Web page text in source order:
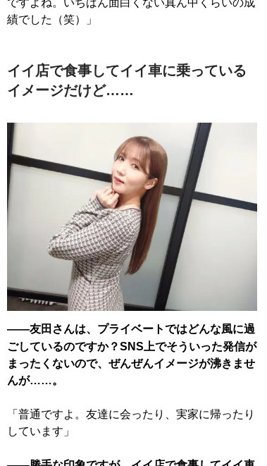
ですよね。いちばん面白くない真ん中くらいの成
績でした（笑）」
イイ店で食事してイイ車に乗っている
イメージだけど……
――友田さんは、プライベートではどんな風に過
ごしているのですか？SNS上でそういった発信が
まったくないので、ぜんぜんイメージが沸きませ
んが……。
「普通ですよ。友達に会ったり、実家に帰ったり
しています」